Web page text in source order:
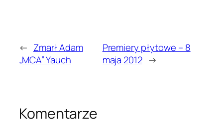
← Zmarł Adam
„MCA” Yauch
Premiery płytowe – 8
maja 2012 →
Komentarze